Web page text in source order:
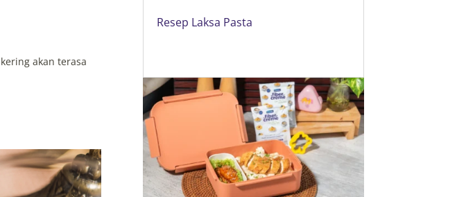
akan terasa
Resep Laksa Pasta